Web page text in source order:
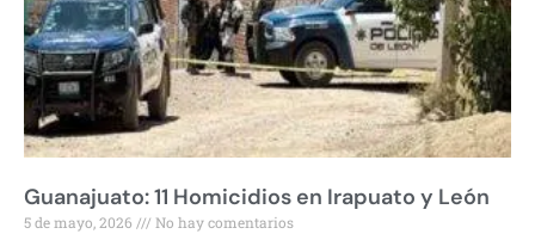
Guanajuato: 11 Homicidios en Irapuato y León
5 de mayo, 2026 No hay comentarios